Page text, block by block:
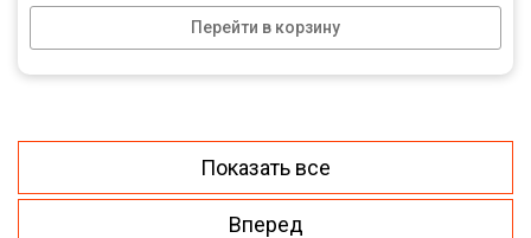
Перейти в корзину
Показать все
Вперед